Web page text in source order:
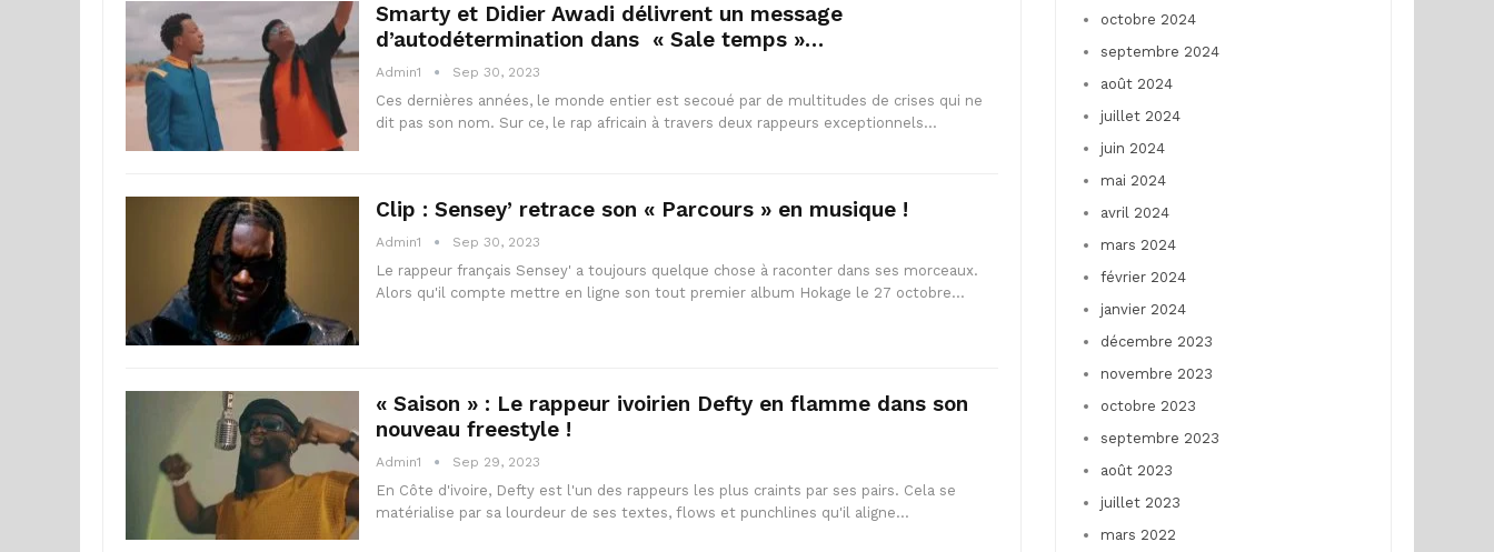
Smarty et Didier Awadi délivrent un message
d’autodétermination dans « Sale temps »…
Admin1 Sep 30, 2023
Ces dernières années, le monde entier est secoué par de multitudes de crises qui ne
dit pas son nom. Sur ce, le rap africain à travers deux rappeurs exceptionnels…
Clip : Sensey’ retrace son « Parcours » en musique !
Admin1 Sep 30, 2023
Le rappeur français Sensey' a toujours quelque chose à raconter dans ses morceaux.
Alors qu'il compte mettre en ligne son tout premier album Hokage le 27 octobre…
« Saison » : Le rappeur ivoirien Defty en flamme dans son
nouveau freestyle !
Admin1 Sep 29, 2023
En Côte d'ivoire, Defty est l'un des rappeurs les plus craints par ses pairs. Cela se
matérialise par sa lourdeur de ses textes, flows et punchlines qu'il aligne…
octobre 2024
septembre 2024
août 2024
juillet 2024
juin 2024
mai 2024
avril 2024
mars 2024
février 2024
janvier 2024
décembre 2023
novembre 2023
octobre 2023
septembre 2023
août 2023
juillet 2023
mars 2022